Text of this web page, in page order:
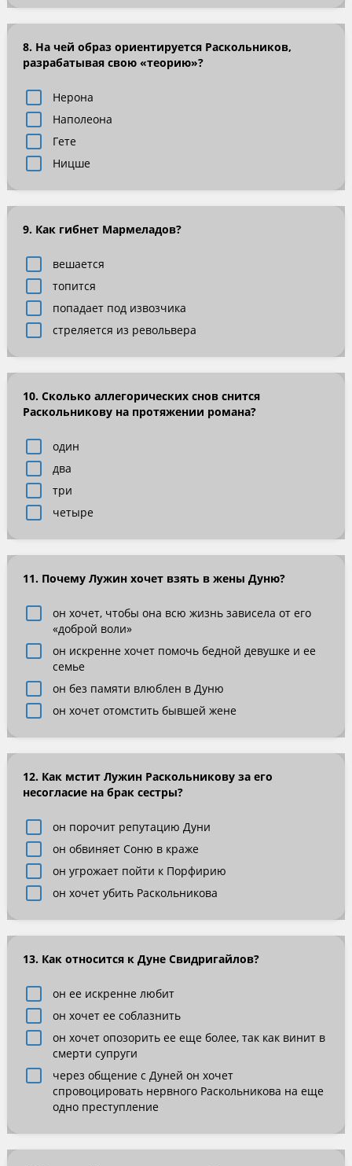
8. На чей образ ориентируется Раскольников,
разрабатывая свою «теорию»?
Нерона
Наполеона
Гете
Ницше
9. Как гибнет Мармеладов?
вешается
топится
попадает под извозчика
стреляется из револьвера
10. Сколько аллегорических снов снится
Раскольникову на протяжении романа?
один
два
три
четыре
11. Почему Лужин хочет взять в жены Дуню?
он хочет, чтобы она всю жизнь зависела от его
«доброй воли»
он искренне хочет помочь бедной девушке и ее
семье
он без памяти влюблен в Дуню
он хочет отомстить бывшей жене
12. Как мстит Лужин Раскольникову за его
несогласие на брак сестры?
он порочит репутацию Дуни
он обвиняет Соню в краже
он угрожает пойти к Порфирию
он хочет убить Раскольникова
13. Как относится к Дуне Свидригайлов?
он ее искренне любит
он хочет ее соблазнить
он хочет опозорить ее еще более, так как винит в
смерти супруги
через общение с Дуней он хочет
спровоцировать нервного Раскольникова на еще
одно преступление